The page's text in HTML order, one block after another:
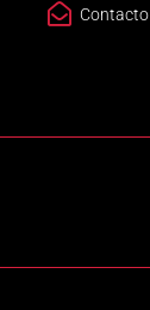
Contacto